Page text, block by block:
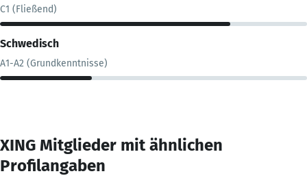
C1 (Fließend)
Schwedisch
A1-A2 (Grundkenntnisse)
XING Mitglieder mit ähnlichen
Profilangaben